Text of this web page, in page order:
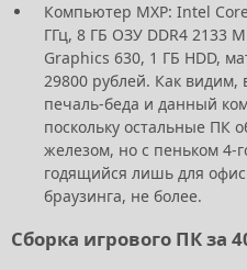
Компьютер MXP: Intel
ГГц, 8 ГБ ОЗУ DDR4 2133
Graphics 630, 1 ГБ HDD,
29800 рублей. Как
печаль-беда и данный
поскольку остальные ПК
железом, но с пеньком 4-
годящийся лишь для
браузинга, не более.
Сборка игрового ПК за